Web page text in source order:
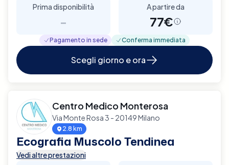
Prima disponibilità
-
A partire da
77€
Pagamento in sede Conferma immediata
Scegli giorno e ora
Centro Medico Monterosa
Via Monte Rosa 3 - 20149 Milano
2.8 km
Ecografia Muscolo Tendinea
Vedi altre prestazioni